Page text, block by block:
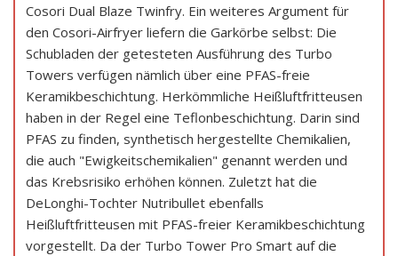
Cosori Dual Blaze Twinfry. Ein weiteres Argument für
den Cosori-Airfryer liefern die Garkörbe selbst: Die
Schubladen der getesteten Ausführung des Turbo
Towers verfügen nämlich über eine PFAS-freie
Keramikbeschichtung. Herkömmliche Heißluftfritteusen
haben in der Regel eine Teflonbeschichtung. Darin sind
PFAS zu finden, synthetisch hergestellte Chemikalien,
die auch "Ewigkeitschemikalien" genannt werden und
das Krebsrisiko erhöhen können. Zuletzt hat die
DeLonghi-Tochter Nutribullet ebenfalls
Heißluftfritteusen mit PFAS-freier Keramikbeschichtung
vorgestellt. Da der Turbo Tower Pro Smart auf die